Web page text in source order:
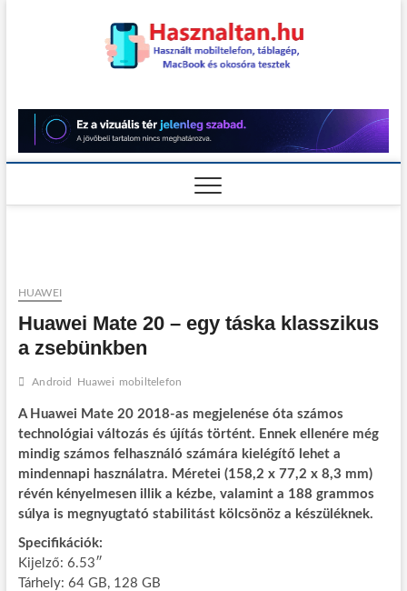
Használt
teszt
TÁBLAGÉP, MACBOOK ÉS
OKOSÓRA TESZTEK
HUAWEI
Huawei Mate 20 – egy táska klasszikus
a zsebünkben
Android Huawei mobiltelefon
A Huawei Mate 20 2018-as megjelenése óta számos
technológiai változás és újítás történt. Ennek ellenére még
mindig számos felhasználó számára kielégítő lehet a
mindennapi használatra. Méretei (158,2 x 77,2 x 8,3 mm)
révén kényelmesen illik a kézbe, valamint a 188 grammos
súlya is megnyugtató stabilitást kölcsönöz a készüléknek.
Specifikációk:
Kijelző: 6.53″
Tárhely: 64 GB, 128 GB